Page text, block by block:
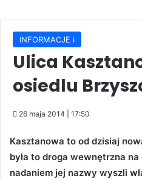
INFORMACJE ℹ️
Ulica
osiedlu
26 maja 2014 | 17:50
Kasztanowa to od dzisiaj
była to droga wewnętrzna
nadaniem jej nazwy wyszli